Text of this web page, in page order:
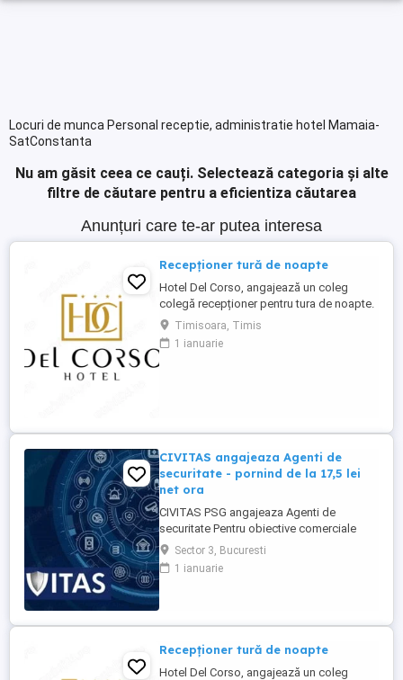
Locuri de munca Personal receptie, administratie hotel Mamaia-
SatConstanta
Nu am găsit ceea ce cauți. Selectează categoria și alte
filtre de căutare pentru a eficientiza căutarea
Anunțuri care te-ar putea interesa
Recepționer tură de noapte
Hotel Del Corso, angajează un coleg
colegă recepționer pentru tura de noapte.
Responsabilități: - cunoașterea imbii
engleze obligatorie; - ture: 2 ture de 12h, 2
zile libere, doar de noapte; - să fii o
Timisoara, Timis
1 ianuarie
CIVITAS angajeaza Agenti de
securitate - pornind de la 17,5 lei
net ora
CIVITAS PSG angajeaza Agenti de
securitate Pentru obiective comerciale
(magazine de haine din mall-urile din
Bucuresti) CONTACT: apel la numarul din
anunt Locatia: Park Lake, metrou Dristor
Garantam Salariu, program, ...
Sector 3, Bucuresti
1 ianuarie
Recepționer tură de noapte
Hotel Del Corso, angajează un coleg